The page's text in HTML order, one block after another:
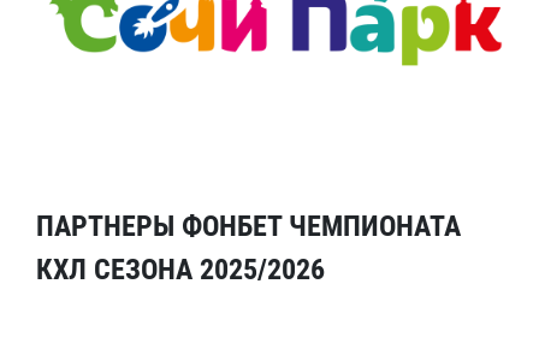
ПАРТНЕРЫ ФОНБЕТ ЧЕМПИОНАТА
КХЛ СЕЗОНА 2025/2026